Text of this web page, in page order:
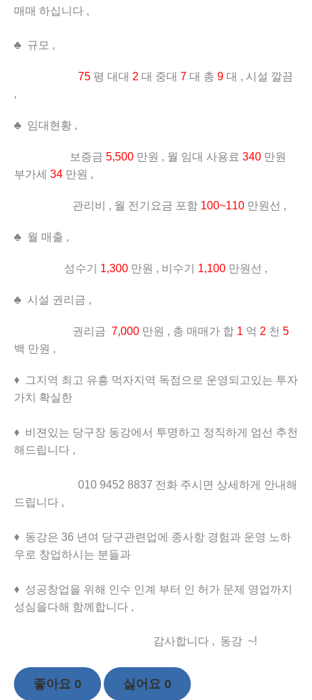
매매 하십니다 ,
♣ 규모 ,
75 평 대대 2 대 중대 7 대 총 9 대 , 시설 깔끔
,
♣ 임대현황 ,
보증금 5,500 만원 , 월 임대 사용료 340 만원
부가세 34 만원 ,
관리비 , 월 전기요금 포함 100~110 만원선 ,
♣ 월 매출 ,
성수기 1,300 만원 , 비수기 1,100 만원선 ,
♣ 시설 권리금 ,
권리금 7,000 만원 , 총 매매가 합 1 억 2 천 5
백 만원 ,
♦ 그지역 최고 유흥 먹자지역 독점으로 운영되고있는 투자
가치 확실한
♦ 비젼있는 당구장 동강에서 투명하고 정직하게 엄선 추천
해드립니다 ,
010 9452 8837 전화 주시면 상세하게 안내해
드립니다 ,
♦ 동강은 36 년여 당구관련업에 종사항 경험과 운영 노하
우로 창업하시는 분들과
♦ 성공창업을 위해 인수 인계 부터 인 허가 문제 영업까지
성심을다해 함께합니다 ,
감사합니다 , 동강 ~!
좋아요 0 싫어요 0